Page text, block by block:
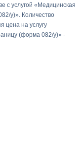
с услугой «Медицинская
у)». Количество
цена на услугу
(форма 082/у)» -